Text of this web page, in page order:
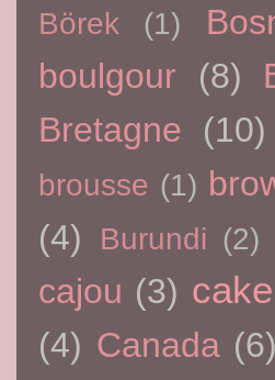
Börek (1)
boulgour
(8)
Bretagne
(10)
brousse (1)
(4) Burundi (2)
cajou (3) cake
(4) Canada (6)